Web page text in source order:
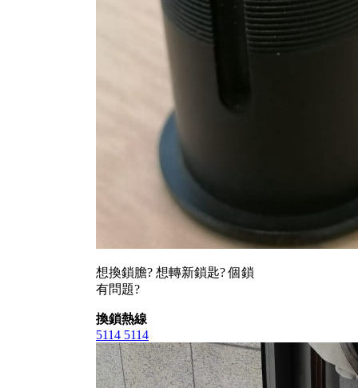
想換鎖膽? 想轉新鎖匙? 個鎖
有問題?
換鎖熱線
5114 5114